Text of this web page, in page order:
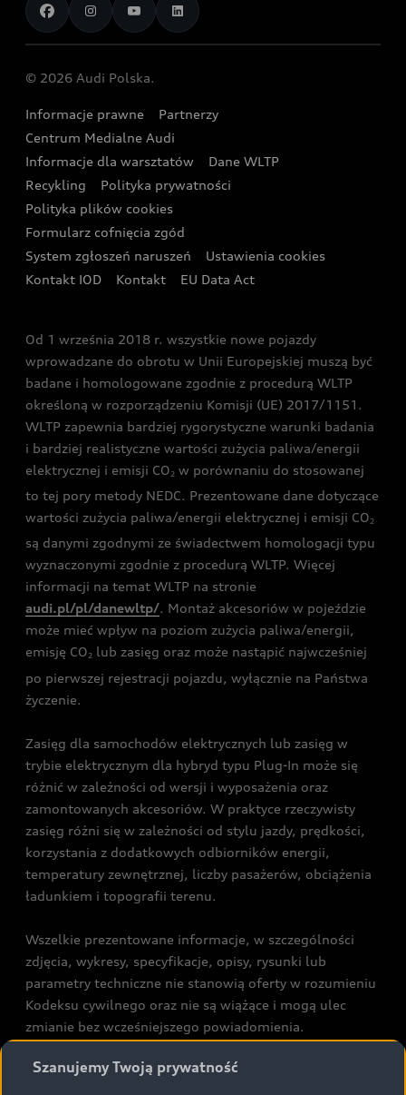
Umów się na jazdę testową
Skonfiguruj swój model z Ekspertem Audi
Dostępne samochody nowe
Wyszukaj najbliższego Partnera Audi
Oferta dla przedsiębiorców
Oferta dla klientów prywatnych
Kalkulator rat
Ubezpieczenie
Audi exclusive
Porównaj nasze modele plug-in hybrid
Zasięg
Aplikacja myAudi i usługi cyfrowe
Centrum napraw powypadkowych
Gwarancja
Akcje serwisowe Audi
Katalog online akcesoriów
Audi Revolut F1® Team
Audi i Muzeum Sztuki Nowoczesnej w Warszawie
Audi driving experience
Audi quattro Cup
Audi i Puchar Świata w Skokach Narciarskich w
Zakopanem
© 2026 Audi Polska.
Informacje prawne
Partnerzy
Centrum Medialne Audi
Informacje dla warsztatów
Dane WLTP
Recykling
Polityka prywatności
Polityka plików cookies
Formularz cofnięcia zgód
System zgłoszeń naruszeń
Ustawienia cookies
Kontakt IOD
Kontakt EU Data Act
Od 1 września 2018 r. wszystkie nowe pojazdy
wprowadzane do obrotu w Unii Europejskiej muszą być
badane i homologowane zgodnie z procedurą WLTP
określoną w rozporządzeniu Komisji (UE) 2017/1151.
WLTP zapewnia bardziej rygorystyczne warunki badania
i bardziej realistyczne wartości zużycia paliwa/energii
elektrycznej i emisji CO2 w porównaniu do stosowanej
to tej pory metody NEDC. Prezentowane dane dotyczące
wartości zużycia paliwa/energii elektrycznej i emisji CO2
są danymi zgodnymi ze świadectwem homologacji typu
wyznaczonymi zgodnie z procedurą WLTP. Więcej
informacji na temat WLTP na stronie
audi.pl/pl/danewltp/. Montaż akcesoriów w pojeździe
może mieć wpływ na poziom zużycia paliwa/energii,
emisję CO2 lub zasięg oraz może nastąpić najwcześniej
po pierwszej rejestracji pojazdu, wyłącznie na Państwa
życzenie.
Zasięg dla samochodów elektrycznych lub zasięg w
trybie elektrycznym dla hybryd typu Plug-In może się
różnić w zależności od wersji i wyposażenia oraz
zamontowanych akcesoriów. W praktyce rzeczywisty
zasięg różni się w zależności od stylu jazdy, prędkości,
korzystania z dodatkowych odbiorników energii,
temperatury zewnętrznej, liczby pasażerów, obciążenia
ładunkiem i topografii terenu.
Wszelkie prezentowane informacje, w szczególności
zdjęcia, wykresy, specyfikacje, opisy, rysunki lub
parametry techniczne nie stanowią oferty w rozumieniu
Kodeksu cywilnego oraz nie są wiążące i mogą ulec
zmianie bez wcześniejszego powiadomienia.
rozumieniu art. 5561§2 Kodeksu cywilnego oraz art.
Szanujemy Twoją prywatność